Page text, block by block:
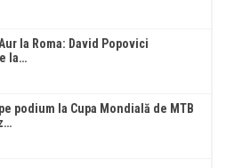
la Roma: David Popovici
la…
podium la Cupa Mondială de MTB